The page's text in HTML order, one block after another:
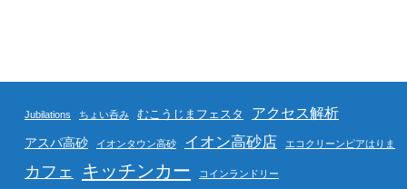
Jubilations ちょい呑み むこうじまフェスタ アクセス解析
アスパ高砂 イオンタウン高砂 イオン高砂店 エコクリーンピアはりま
カフェ キッチンカー コインランドリー